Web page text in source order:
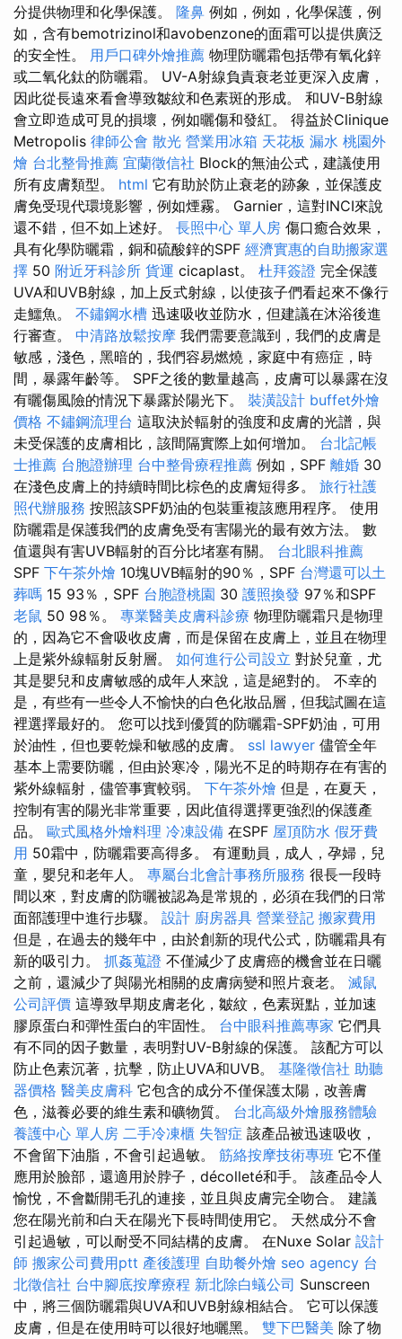
分提供物理和化學保護。 隆鼻 例如，例如，化學保護，例
如，含有bemotrizinol和avobenzone的面霜可以提供廣泛
的安全性。 用戶口碑外燴推薦 物理防曬霜包括帶有氧化鋅
或二氧化鈦的防曬霜。 UV-A射線負責衰老並更深入皮膚，
因此從長遠來看會導致皺紋和色素斑的形成。 和UV-B射線
會立即造成可見的損壞，例如曬傷和發紅。 得益於Clinique
Metropolis 律師公會 散光 營業用冰箱 天花板 漏水 桃園外
燴 台北整骨推薦 宜蘭徵信社 Block的無油公式，建議使用
所有皮膚類型。 html 它有助於防止衰老的跡象，並保護皮
膚免受現代環境影響，例如煙霧。 Garnier，這對INCI來說
還不錯，但不如上述好。 長照中心 單人房 傷口癒合效果，
具有化學防曬霜，銅和硫酸鋅的SPF 經濟實惠的自助搬家選
擇 50 附近牙科診所 貨運 cicaplast。 杜拜簽證 完全保護
UVA和UVB射線，加上反式射線，以使孩子們看起來不像行
走鱷魚。 不鏽鋼水槽 迅速吸收並防水，但建議在沐浴後進
行審查。 中清路放鬆按摩 我們需要意識到，我們的皮膚是
敏感，淺色，黑暗的，我們容易燃燒，家庭中有癌症，時
間，暴露年齡等。 SPF之後的數量越高，皮膚可以暴露在沒
有曬傷風險的情況下暴露於陽光下。 裝潢設計 buffet外燴
價格 不鏽鋼流理台 這取決於輻射的強度和皮膚的光譜，與
未受保護的皮膚相比，該間隔實際上如何增加。 台北記帳
士推薦 台胞證辦理 台中整骨療程推薦 例如，SPF 離婚 30
在淺色皮膚上的持續時間比棕色的皮膚短得多。 旅行社護
照代辦服務 按照該SPF奶油的包裝重複該應用程序。 使用
防曬霜是保護我們的皮膚免受有害陽光的最有效方法。 數
值還與有害UVB輻射的百分比堵塞有關。 台北眼科推薦
SPF 下午茶外燴 10塊UVB輻射的90％，SPF 台灣還可以土
葬嗎 15 93％，SPF 台胞證桃園 30 護照換發 97％和SPF
老鼠 50 98％。 專業醫美皮膚科診療 物理防曬霜只是物理
的，因為它不會吸收皮膚，而是保留在皮膚上，並且在物理
上是紫外線輻射反射層。 如何進行公司設立 對於兒童，尤
其是嬰兒和皮膚敏感的成年人來說，這是絕對的。 不幸的
是，有些有一些令人不愉快的白色化妝品層，但我試圖在這
裡選擇最好的。 您可以找到優質的防曬霜-SPF奶油，可用
於油性，但也要乾燥和敏感的皮膚。 ssl lawyer 儘管全年
基本上需要防曬，但由於寒冷，陽光不足的時期存在有害的
紫外線輻射，儘管事實較弱。 下午茶外燴 但是，在夏天，
控制有害的陽光非常重要，因此值得選擇更強烈的保護產
品。 歐式風格外燴料理 冷凍設備 在SPF 屋頂防水 假牙費
用 50霜中，防曬霜要高得多。 有運動員，成人，孕婦，兒
童，嬰兒和老年人。 專屬台北會計事務所服務 很長一段時
間以來，對皮膚的防曬被認為是常規的，必須在我們的日常
面部護理中進行步驟。 設計 廚房器具 營業登記 搬家費用
但是，在過去的幾年中，由於創新的現代公式，防曬霜具有
新的吸引力。 抓姦蒐證 不僅減少了皮膚癌的機會並在日曬
之前，還減少了與陽光相關的皮膚病變和照片衰老。 滅鼠
公司評價 這導致早期皮膚老化，皺紋，色素斑點，並加速
膠原蛋白和彈性蛋白的牢固性。 台中眼科推薦專家 它們具
有不同的因子數量，表明對UV-B射線的保護。 該配方可以
防止色素沉著，抗擊，防止UVA和UVB。 基隆徵信社 助聽
器價格 醫美皮膚科 它包含的成分不僅保護太陽，改善膚
色，滋養必要的維生素和礦物質。 台北高級外燴服務體驗
養護中心 單人房 二手冷凍櫃 失智症 該產品被迅速吸收，
不會留下油脂，不會引起過敏。 筋絡按摩技術專班 它不僅
應用於臉部，還適用於脖子，décolleté和手。 該產品令人
愉悅，不會斷開毛孔的連接，並且與皮膚完全吻合。 建議
您在陽光前和白天在陽光下長時間使用它。 天然成分不會
引起過敏，可以耐受不同結構的皮膚。 在Nuxe Solar 設計
師 搬家公司費用ptt 產後護理 自助餐外燴 seo agency 台
北徵信社 台中腳底按摩療程 新北除白蟻公司 Sunscreen
中，將三個防曬霜與UVA和UVB射線相結合。 它可以保護
皮膚，但是在使用時可以很好地曬黑。 雙下巴醫美 除了物